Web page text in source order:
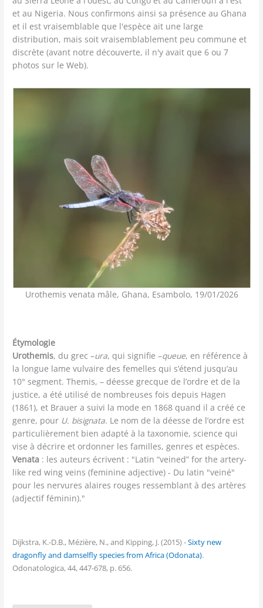
et au Nigeria. Nous confirmons ainsi sa présence au Ghana
et il est vraisemblable que l'espèce ait une large
distribution, mais soit vraisemblablement peu commune et
discrète (avant notre découverte, il n'y avait que 6 ou 7
photos sur le Web).
Urothemis venata mâle, Ghana, Esambolo, 19/01/2026
Étymologie
Urothemis, du grec –ura, qui signifie –queue, en référence à
la longue lame vulvaire des femelles qui s’étend jusqu’au
10° segment. Themis, – déesse grecque de l’ordre et de la
justice, a été utilisé de nombreuses fois depuis Hagen
(1861), et Brauer a suivi la mode en 1868 quand il a créé ce
genre, pour U. bisignata. Le nom de la déesse de l’ordre est
particulièrement bien adapté à la taxonomie, science qui
vise à décrire et ordonner les familles, genres et espèces.
Venata : les auteurs écrivent : "Latin “veined” for the artery-
like red wing veins (feminine adjective) - Du latin "veiné"
pour les nervures alaires rouges ressemblant à des artères
(adjectif féminin)."
Dijkstra, K.-D.B., Mézière, N., and Kipping, J. (2015) -Sixty new
dragonfly and damselfly species from Africa (Odonata).
Odonatologica, 44, 447-678, p. 656.